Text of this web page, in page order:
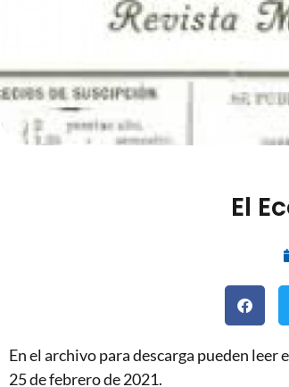
El
En el archivo para descarga pueden
25 de febrero de 2021.